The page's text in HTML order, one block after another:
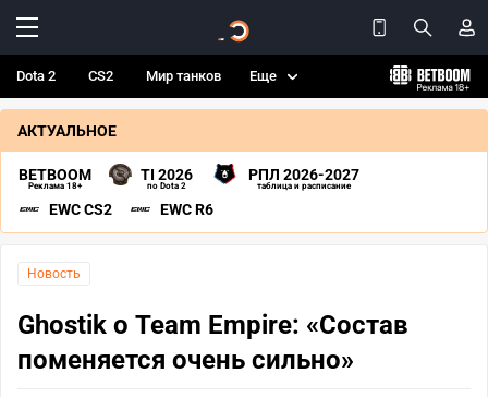
Dota 2 CS2 Мир танков Еще
АКТУАЛЬНОЕ
BETBOOM
Реклама 18+
TI 2026
по Dota 2
РПЛ 2026-2027
таблица и расписание
EWC CS2 EWC R6
Новость
Ghostik о Team Empire: «Состав
поменяется очень сильно»